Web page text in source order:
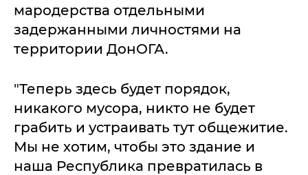
мародерства отдельными
задержанными личностями на
территории ДонОГА.
"Теперь здесь будет порядок,
никакого мусора, никто не будет
грабить и устраивать тут общежитие.
Мы не хотим, чтобы это здание и
наша Республика превратилась в